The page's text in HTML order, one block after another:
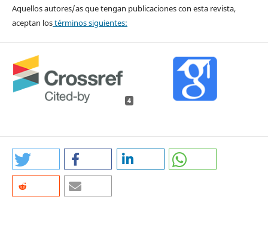
Aquellos autores/as que tengan publicaciones con esta revista,
aceptan lostérminos siguientes:
4